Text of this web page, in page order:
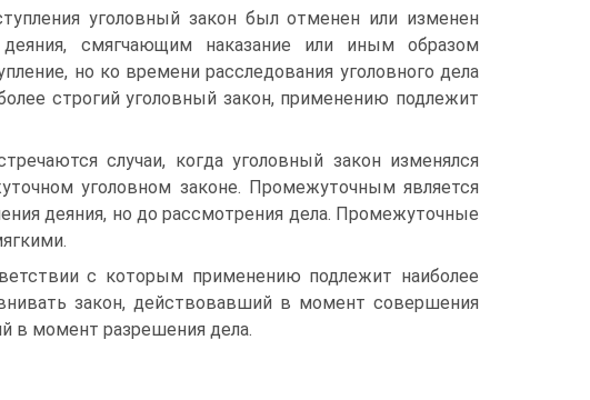
уголовный закон был отменен или из­менен
смягчающим наказание или иным образом
но ко времени расследования уголовного дела
строгий уголовный закон, применению подлежит
случаи, когда уголовный закон изменялся
уголовном законе. Промежуточным является
деяния, но до рассмот­рения дела. Промежуточные
с которым применению подлежит наиболее
закон, дей­ствовавший в момент совершения
в момент разрешения дела.